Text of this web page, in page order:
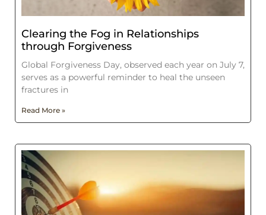
Clearing the Fog in Relationships
through Forgiveness
Global Forgiveness Day, observed each year on July 7,
serves as a powerful reminder to heal the unseen
fractures in
Read More »